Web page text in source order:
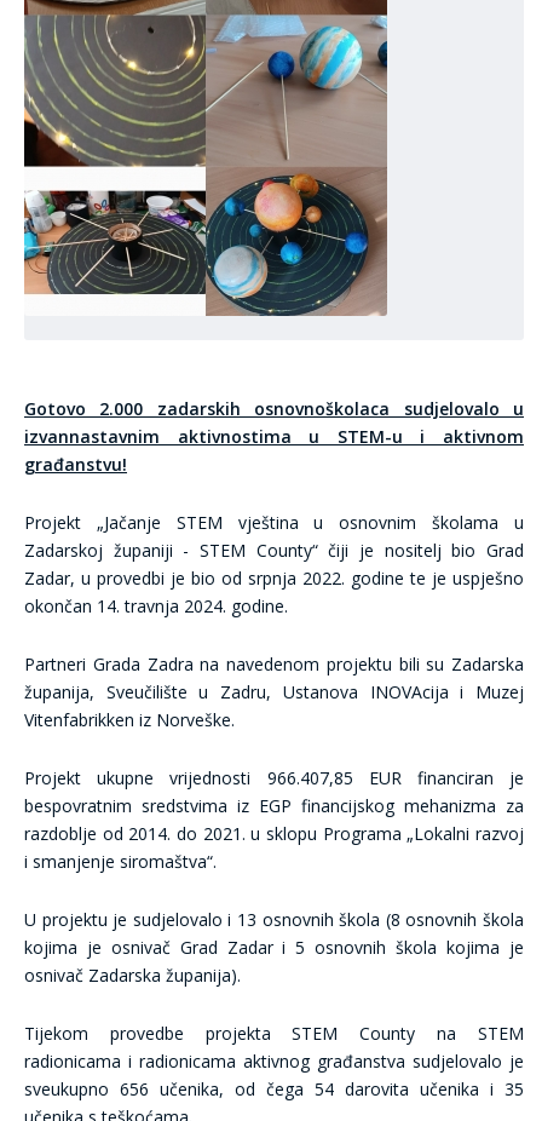
Gotovo 2.000 zadarskih osnovnoškolaca sudjelovalo u
izvannastavnim aktivnostima u STEM-u i aktivnom
građanstvu!
Projekt „Jačanje STEM vještina u osnovnim školama u
Zadarskoj županiji - STEM County“ čiji je nositelj bio Grad
Zadar, u provedbi je bio od srpnja 2022. godine te je uspješno
okončan 14. travnja 2024. godine.
Partneri Grada Zadra na navedenom projektu bili su Zadarska
županija, Sveučilište u Zadru, Ustanova INOVAcija i Muzej
Vitenfabrikken iz Norveške.
Projekt ukupne vrijednosti 966.407,85 EUR financiran je
bespovratnim sredstvima iz EGP financijskog mehanizma za
razdoblje od 2014. do 2021. u sklopu Programa „Lokalni razvoj
i smanjenje siromaštva“.
U projektu je sudjelovalo i 13 osnovnih škola (8 osnovnih škola
kojima je osnivač Grad Zadar i 5 osnovnih škola kojima je
osnivač Zadarska županija).
Tijekom provedbe projekta STEM County na STEM
radionicama i radionicama aktivnog građanstva sudjelovalo je
sveukupno 656 učenika, od čega 54 darovita učenika i 35